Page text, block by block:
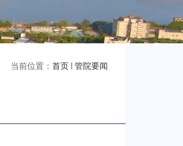
当前位置： 首页 管院要闻